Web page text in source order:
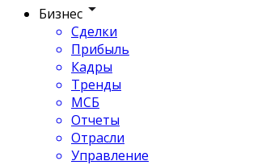
Бизнес
Сделки
Прибыль
Кадры
Тренды
МСБ
Отчеты
Отрасли
Управление